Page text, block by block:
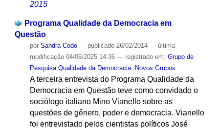
2015
Programa Qualidade da Democracia em
Questão
por Sandra Codo — publicado26/02/2014 — última
modificação04/06/2025 14:36 — registrado em: Grupo de
Pesquisa Qualidade da Democracia, Novos Grupos
A terceira entrevista do Programa Qualidade da
Democracia em Questão teve como convidado o
sociólogo italiano Mino Vianello sobre as
questões de gênero, poder e democracia. Vianello
foi entrevistado pelos cientistas políticos José